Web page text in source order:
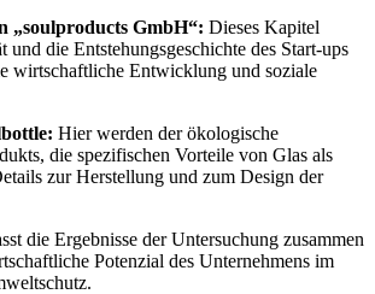
„soulproducts GmbH“: Dieses Kapitel
und die Entstehungsgeschichte des Start-ups
wirtschaftliche Entwicklung und soziale
Hier werden der ökologische
die spezifischen Vorteile von Glas als
zur Herstellung und zum Design der
die Ergebnisse der Untersuchung zusammen
Potenzial des Unternehmens im